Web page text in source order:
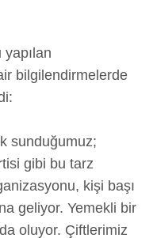
bilgilendirmelerde
sunduğumuz;
gibi bu tarz
kişi başı
geliyor. Yemekli bir
oluyor. Çiftlerimiz